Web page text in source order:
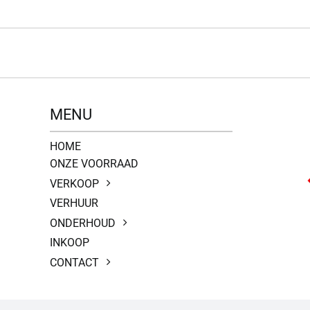
MENU
HOME
ONZE VOORRAAD
VERKOOP
VERHUUR
ONDERHOUD
INKOOP
CONTACT